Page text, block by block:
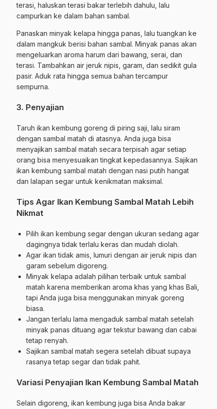
terasi, haluskan terasi bakar terlebih dahulu, lalu
campurkan ke dalam bahan sambal.
Panaskan minyak kelapa hingga panas, lalu tuangkan ke
dalam mangkuk berisi bahan sambal. Minyak panas akan
mengeluarkan aroma harum dari bawang, serai, dan
terasi. Tambahkan air jeruk nipis, garam, dan sedikit gula
pasir. Aduk rata hingga semua bahan tercampur
sempurna.
3. Penyajian
Taruh ikan kembung goreng di piring saji, lalu siram
dengan sambal matah di atasnya. Anda juga bisa
menyajikan sambal matah secara terpisah agar setiap
orang bisa menyesuaikan tingkat kepedasannya. Sajikan
ikan kembung sambal matah dengan nasi putih hangat
dan lalapan segar untuk kenikmatan maksimal.
Tips Agar Ikan Kembung Sambal Matah Lebih
Nikmat
Pilih ikan kembung segar dengan ukuran sedang agar
dagingnya tidak terlalu keras dan mudah diolah.
Agar ikan tidak amis, lumuri dengan air jeruk nipis dan
garam sebelum digoreng.
Minyak kelapa adalah pilihan terbaik untuk sambal
matah karena memberikan aroma khas yang khas Bali,
tapi Anda juga bisa menggunakan minyak goreng
biasa.
Jangan terlalu lama mengaduk sambal matah setelah
minyak panas dituang agar tekstur bawang dan cabai
tetap renyah.
Sajikan sambal matah segera setelah dibuat supaya
rasanya tetap segar dan tidak pahit.
Variasi Penyajian Ikan Kembung Sambal Matah
Selain digoreng, ikan kembung juga bisa Anda bakar